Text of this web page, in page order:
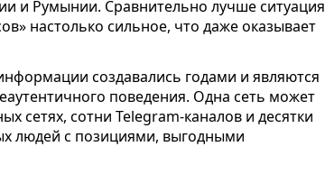
и Румынии. Сравнительно лучше ситуация
настолько сильное, что даже оказывает
создавались годами и являются
поведения. Одна сеть может
сетях, сотни Telegram-каналов и десятки
людей с позициями, выгодными